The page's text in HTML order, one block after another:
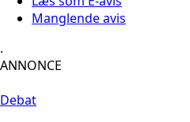
Manglende avis
.
ANNONCE
Debat